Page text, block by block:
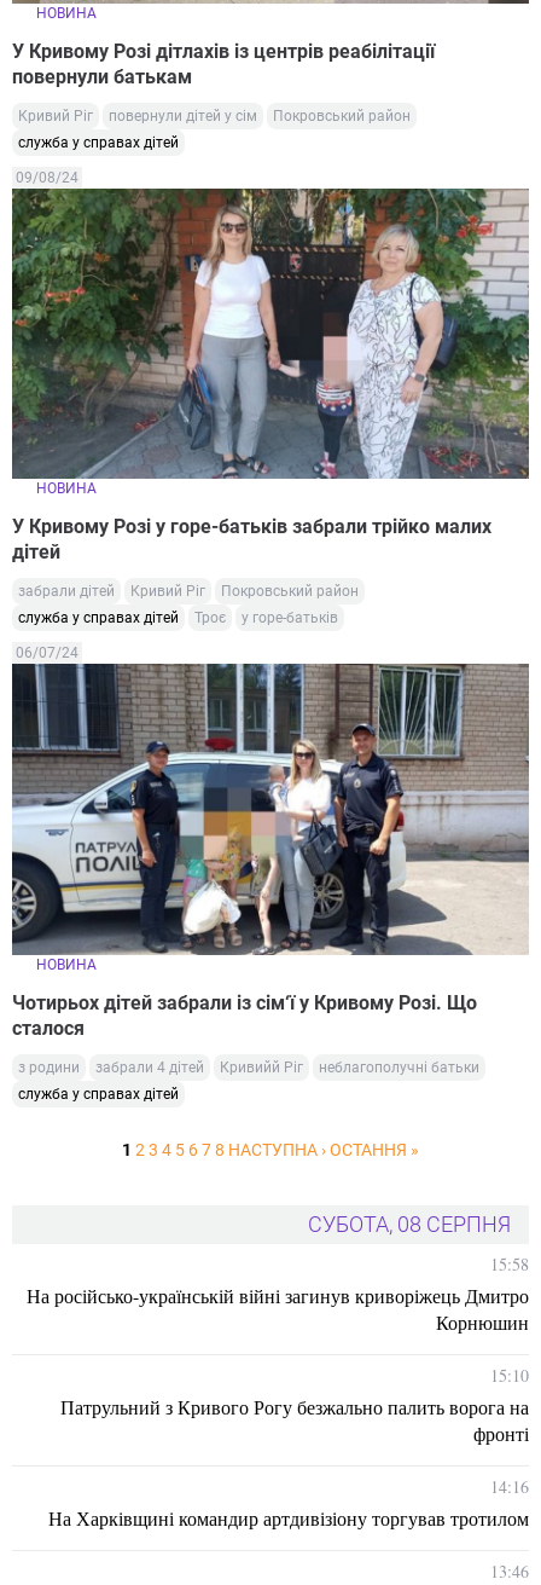
НОВИНА
У Кривому Розі дітлахів із центрів реабілітації
повернули батькам
Кривий Ріг повернули дітей у сім
Покровський район
служба у справах дітей
09/08/24
НОВИНА
У Кривому Розі у горе-батьків забрали трійко малих
дітей
забрали дітей Кривий Ріг
Покровський район
служба у справах дітей
Троє у горе-батьків
06/07/24
НОВИНА
Чотирьох дітей забрали із сім‘ї у Кривому Розі. Що
сталося
з родини забрали 4 дітей Кривийй Ріг
неблагополучні батьки
служба у справах дітей
1 2 3 4 5 678 НАСТУПНА ›ОСТАННЯ »
СУБОТА, 08 СЕРПНЯ
15:58
На російсько-українській війні загинув криворіжець Дмитро
Корнюшин
15:10
Патрульний з Кривого Рогу безжально палить ворога на
фронті
14:16
На Харківщині командир артдивізіону торгував тротилом
13:46